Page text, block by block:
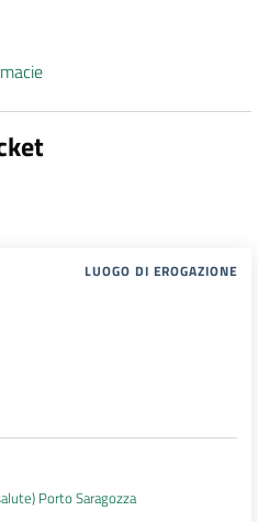
LUOGO DI EROGAZIONE
Porto Saragozza